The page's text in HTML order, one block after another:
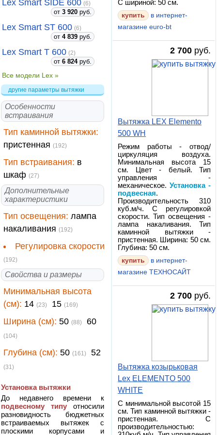
Lex Smart SIDE 600 (6)
от 3 920 руб.
Lex Smart ST 600 (6)
от 4 839 руб.
Lex Smart T 600 (2)
от 6 824руб.
Все модели Lex »
другие параметры вытяжки
Особенности
встраивания
Тип каминной вытяжки:
пристенная (192)
Тип встраивания: в
шкаф (27)
Дополнительные
характеристики
Тип освещения: лампа
накаливания (192)
Регулировка скорости
(192)
Свойства и размеры
Минимальная высота
(см): 14 (23) 15 (169)
Ширина (см): 50 (88) 60
(104)
Глубина (см): 50 (161) 52
(31)
Установка вытяжки
До недавнего времени к
подвесному типу относили
разновидность бюджетных
встраиваемых вытяжек с
плоскими корпусами и
С шириной: 50 см.
купить
в интернет-
магазине euro-bt
2 700 руб.
Вытяжка LEX Elemento
500 WH
Режим работы - отвод/
циркуляция воздуха.
Минимальная высота 15
см. Цвет - белый. Тип
управления -
механическое.Установка -
подвесная.
Производительность 310
куб.м/ч. С регулировкой
скорости. Тип освещения -
лампа накаливания. Тип
каминной вытяжки -
пристенная. Ширина: 50 см.
Глубина: 50 см.
купить
в интернет-
магазине ТЕХНОСАЙТ
2 700 руб.
Вытяжка козырьковая
Lex ELEMENTO 500
WHITE
С минимальной высотой 15
см. Тип каминной вытяжки -
пристенная. С
производительностью: